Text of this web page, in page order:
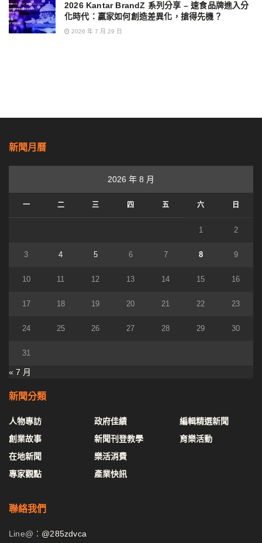
2026 Kantar BrandZ 系列分享 – 速食品牌進入分
化時代：贏家如何創造差異化，搶得先機？
2026 年 7 月 29 日
新聞月曆
2026 年 8 月
一 二 三 四 五 六 日
1 2
3 4 5 6 7 8 9
10 11 12 13 14 15 16
17 18 19 20 21 22 23
24 25 26 27 28 29 30
31
« 7 月
新聞分類
人物專訪
創業故事
在地新聞
專家觀點
政府佳績
新聞刊登教學
樂活消費
產業快訊
編輯精選新聞
育樂活動
聯絡我們
Line@： @285zdvca